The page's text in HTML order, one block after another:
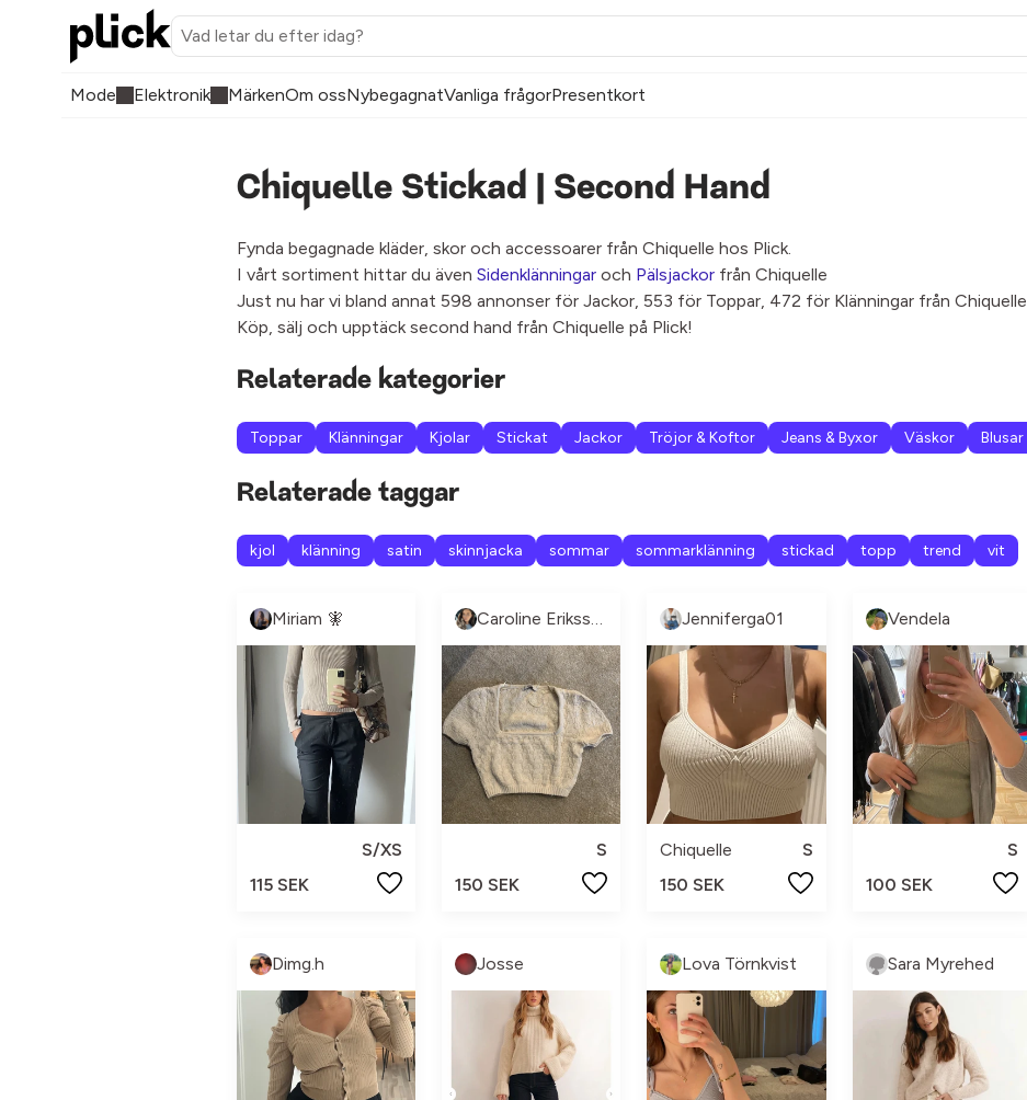
Mode Elektronik MärkenOm ossNybegagnatVanliga frågorPresentkort
Chiquelle Stickad | Second Hand
Fynda begagnade kläder, skor och accessoarer från Chiquelle hos Plick.
I vårt sortiment hittar du även Sidenklänningar och Pälsjackor från Chiquelle
Just nu har vi bland annat 598 annonser för Jackor, 553 för Toppar, 472 för Klänningar från Chiquelle
Köp, sälj och upptäck second hand från Chiquelle på Plick!
Relaterade kategorier
Toppar Klänningar Kjolar Stickat Jackor Tröjor & Koftor Jeans & Byxor Väskor Blusar
Relaterade taggar
kjol klänning satin skinnjacka sommar sommarklänning stickad topp trend vit
Miriam 🧚
S/XS
115 SEK
Caroline Eriksson
S
150 SEK
Jenniferga01
Chiquelle
S
150 SEK
Vendela
S
100 SEK
Dimg.h Josse Lova Törnkvist Sara Myrehed